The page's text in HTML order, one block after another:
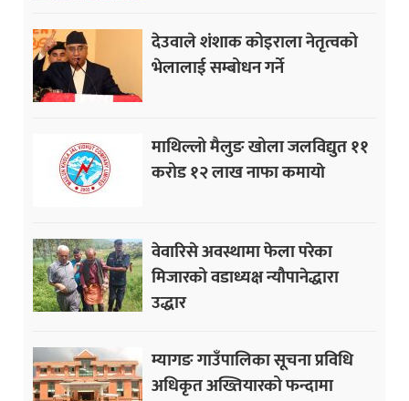
देउवाले शंशाक कोइराला नेतृत्वको
भेलालाई सम्बोधन गर्ने
माथिल्लो मैलुङ खोला जलविद्युत ११
करोड १२ लाख नाफा कमायाे
वेवारिसे अवस्थामा फेला परेका
मिजारको वडाध्यक्ष न्यौपानेद्धारा
उद्धार
म्यागङ गाउँपालिका सूचना प्रविधि
अधिकृत अख्तियारको फन्दामा